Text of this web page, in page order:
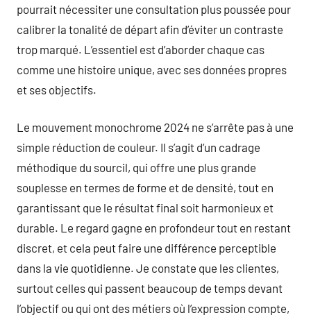
pourrait nécessiter une consultation plus poussée pour
calibrer la tonalité de départ afin d’éviter un contraste
trop marqué. L’essentiel est d’aborder chaque cas
comme une histoire unique, avec ses données propres
et ses objectifs.
Le mouvement monochrome 2024 ne s’arrête pas à une
simple réduction de couleur. Il s’agit d’un cadrage
méthodique du sourcil, qui offre une plus grande
souplesse en termes de forme et de densité, tout en
garantissant que le résultat final soit harmonieux et
durable. Le regard gagne en profondeur tout en restant
discret, et cela peut faire une différence perceptible
dans la vie quotidienne. Je constate que les clientes,
surtout celles qui passent beaucoup de temps devant
l’objectif ou qui ont des métiers où l’expression compte,